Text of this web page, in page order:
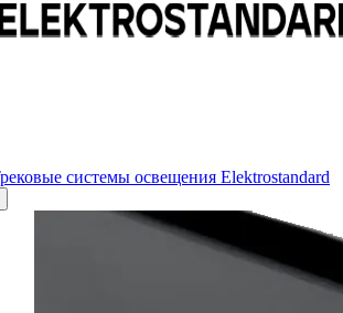
системы освещения Elektrostandard